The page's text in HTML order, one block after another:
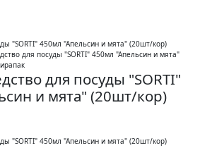
"SORTI" 450мл "Апельсин и мята" (20шт/кор)
для посуды "SORTI"
и мята" (20шт/кор)
"SORTI" 450мл "Апельсин и мята" (20шт/кор)